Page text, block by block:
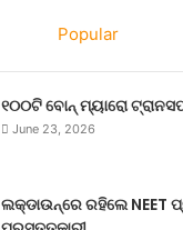
Popular
୧୦୦ଟି ବୋନ୍ ମ୍ୟାରୋ
June 23, 2026
ଲକ୍‌ଡାଉନ୍‌ରେ ରହିଲେ NEET